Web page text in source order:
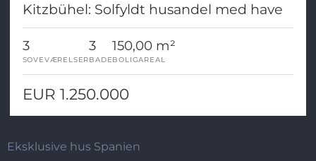
Kitzbühel: Solfyldt husandel med have
3
SOVEVÆRELSER
3
BADE
150,00 m²
BOLIGAREAL
EUR 1.250.000
Eksklusive hus Spanien